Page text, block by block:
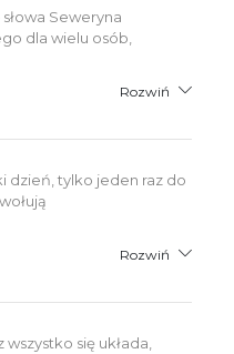
Seweryna
dla wielu osób,
Rozwiń
dzień, tylko jeden raz do
Rozwiń
się układa,